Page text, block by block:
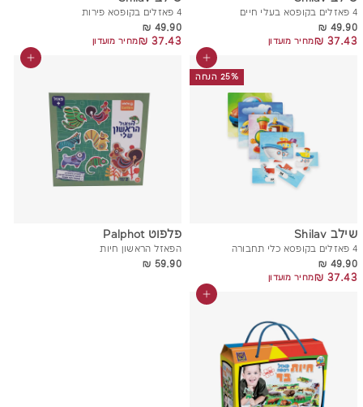
4 פאזלים בקופסא בעלי חיים
49.90 ₪
49.90 ₪
37.43 ₪
37.43 ₪
מחיר מועדון
4 פאזלים בקופסא פירות
49.90 ₪
49.90 ₪
37.43 ₪
37.43 ₪
מחיר מועדון
25% הנחה
הוסף לסל
שילב Shilav
4 פאזלים בקופסא כלי תחבורה
49.90 ₪
49.90 ₪
37.43 ₪
37.43 ₪
מחיר מועדון
הוסף לסל
פלפוט Palphot
הפאזל הראשון חיות
59.90 ₪
59.90 ₪
הוסף לסל